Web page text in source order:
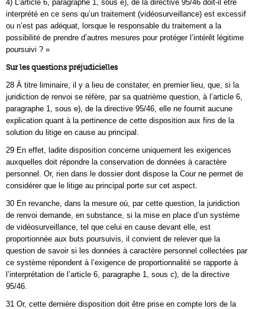
4) L’article 6, paragraphe 1, sous e), de la directive 95/46 doit-il être
interprété en ce sens qu’un traitement (vidéosurveillance) est excessif
ou n’est pas adéquat, lorsque le responsable du traitement a la
possibilité de prendre d’autres mesures pour protéger l’intérêt légitime
poursuivi ? »
Sur les questions préjudicielles
28 À titre liminaire, il y a lieu de constater, en premier lieu, que, si la
juridiction de renvoi se réfère, par sa quatrième question, à l’article 6,
paragraphe 1, sous e), de la directive 95/46, elle ne fournit aucune
explication quant à la pertinence de cette disposition aux fins de la
solution du litige en cause au principal.
29 En effet, ladite disposition concerne uniquement les exigences
auxquelles doit répondre la conservation de données à caractère
personnel. Or, rien dans le dossier dont dispose la Cour ne permet de
considérer que le litige au principal porte sur cet aspect.
30 En revanche, dans la mesure où, par cette question, la juridiction
de renvoi demande, en substance, si la mise en place d’un système
de vidéosurveillance, tel que celui en cause devant elle, est
proportionnée aux buts poursuivis, il convient de relever que la
question de savoir si les données à caractère personnel collectées par
ce système répondent à l’exigence de proportionnalité se rapporte à
l’interprétation de l’article 6, paragraphe 1, sous c), de la directive
95/46.
31 Or, cette dernière disposition doit être prise en compte lors de la